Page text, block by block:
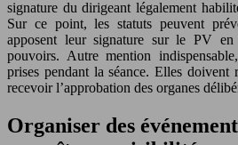
signature du dirigeant légalement
Sur ce point, les statuts peuvent
apposent leur signature sur le PV en
pouvoirs. Autre mention
prises pendant la séance. Elles doivent
recevoir l’approbation des organes
Organiser des